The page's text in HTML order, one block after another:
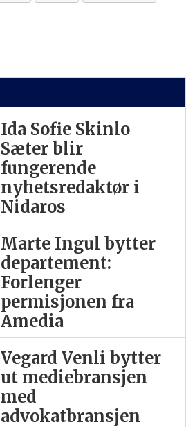
Ida Sofie Skinlo
Sæter blir
fungerende
nyhetsredaktør i
Nidaros
Marte Ingul bytter
departement:
Forlenger
permisjonen fra
Amedia
Vegard Venli bytter
ut mediebransjen
med
advokatbransjen